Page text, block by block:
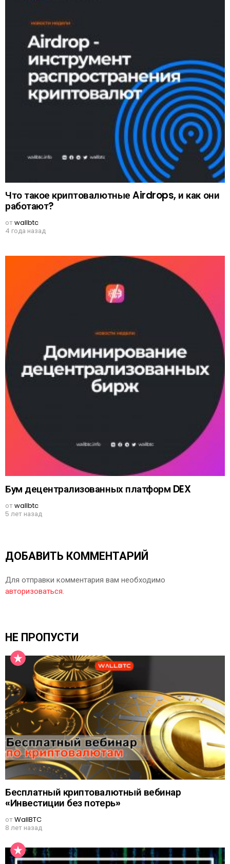
Что такое криптовалютные Airdrops, и как они
работают?
отwallbtc
4 года назад
Бум децентрализованных платформ DEX
отwallbtc
5 лет назад
ДОБАВИТЬ КОММЕНТАРИЙ
Для отправки комментария вам необходимо
авторизоваться.
НЕ ПРОПУСТИ
Бесплатный криптовалютный вебинар
«Инвестиции без потерь»
отWallBTC
8 лет назад